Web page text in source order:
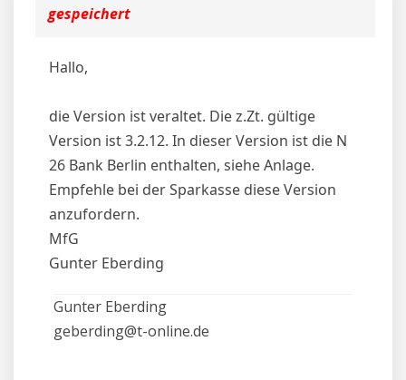
gespeichert
Hallo,
die Version ist veraltet. Die z.Zt. gültige
Version ist 3.2.12. In dieser Version ist die N
26 Bank Berlin enthalten, siehe Anlage.
Empfehle bei der Sparkasse diese Version
anzufordern.
MfG
Gunter Eberding
Gunter Eberding
geberding@t-online.de